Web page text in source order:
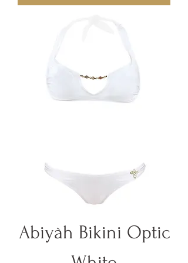
Abiyàh Bikini Optic